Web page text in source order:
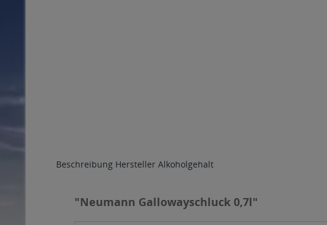
Beschreibung Hersteller Alkoholgehalt
"Neumann Gallowayschluck 0,7l"